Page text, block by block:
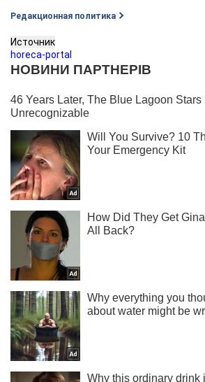
Редакционная политика
Источник
horeca-portal